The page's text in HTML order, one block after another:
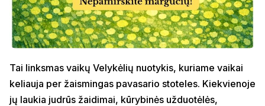
Tai linksmas vaikų Velykėlių nuotykis, kuriame vaikai
keliauja per žaismingas pavasario stoteles. Kiekvienoje
jų laukia judrūs žaidimai, kūrybinės užduotėlės,